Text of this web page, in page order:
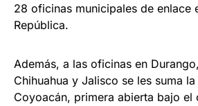
28 oficinas municipales de enlace
República.
Además, a las oficinas en
Chihuahua y Jalisco se les suma
Coyoacán, primera abierta bajo el